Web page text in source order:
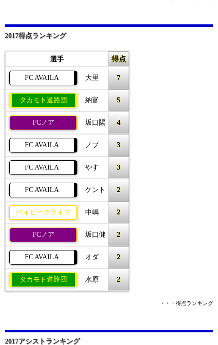
2017得点ランキング
選手 得点
FC AVAILA 大里 7
タカモト道路団 納富 5
FCノア 坂口陽 4
FC AVAILA ノブ 3
FC AVAILA やす 3
FC AVAILA ケント 2
ベイビークライフ 中嶋 2
FCノア 坂口健 2
FC AVAILA オダ 2
タカモト道路団 水原 2
・・・得点ランキング
2017アシストランキング